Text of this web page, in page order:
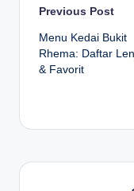
Post
Previous Post
Menu Kedai Bukit
Rhema: Daftar
& Favorit